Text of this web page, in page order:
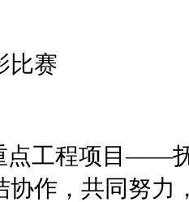
比赛
点工程项目——
协作，共同努力